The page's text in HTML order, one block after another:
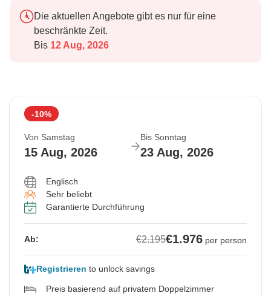
Die aktuellen Angebote gibt es nur für eine
beschränkte Zeit.
Bis 12 Aug, 2026
-10%
Von Samstag
15 Aug, 2026
Bis Sonntag
23 Aug, 2026
Englisch
Sehr beliebt
Garantierte Durchführung
Ab: €2.195€1.976 per person
Registrieren to unlock savings
Preis basierend auf privatem Doppelzimmer